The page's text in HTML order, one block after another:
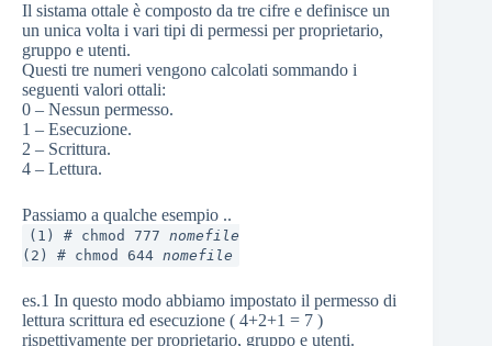
Il sistama ottale è composto da tre cifre e definisce un
un unica volta i vari tipi di permessi per proprietario,
gruppo e utenti.
Questi tre numeri vengono calcolati sommando i
seguenti valori ottali:
0 – Nessun permesso.
1 – Esecuzione.
2 – Scrittura.
4 – Lettura.
Passiamo a qualche esempio ..
(1) # chmod 777 nomefile
(2) # chmod 644 nomefile
es.1 In questo modo abbiamo impostato il permesso di
lettura scrittura ed esecuzione ( 4+2+1 = 7 )
rispettivamente per proprietario, gruppo e utenti.